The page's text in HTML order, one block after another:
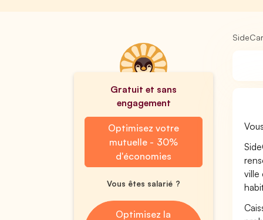
Gratuit et sans
engagement
Optimisez votre
mutuelle - 30%
d'économies
Vous êtes salarié ?
Optimisez la
ville